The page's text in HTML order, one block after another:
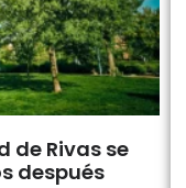
de Rivas se
después